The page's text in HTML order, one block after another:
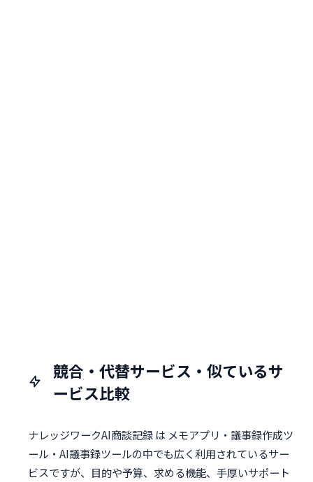
競合・代替サービス・似ているサ
ービス比較
ナレッジワークAI商談記録 は メモアプリ・議事録作成ツ
ール・AI議事録ツールの中でも広く利用されているサー
ビスですが、目的や予算、求める機能、手厚いサポート